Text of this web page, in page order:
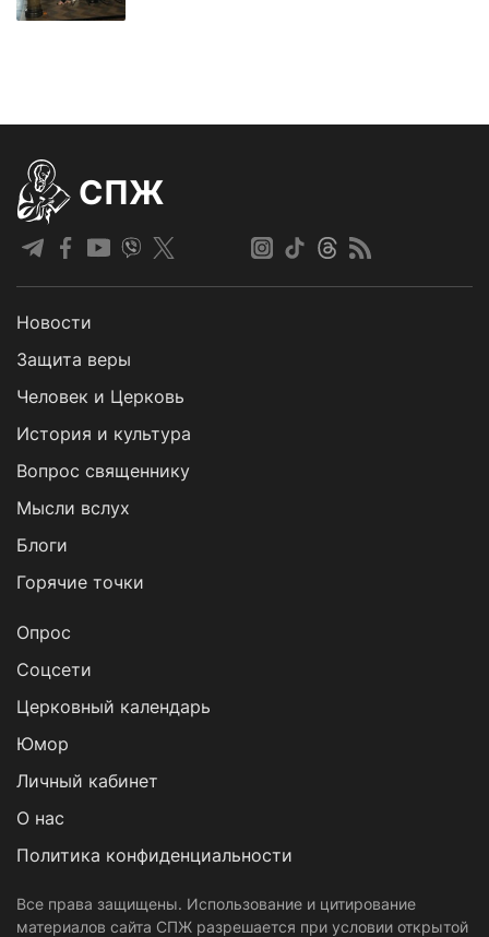
СПЖ
Новости
Защита веры
Человек и Церковь
История и культура
Вопрос священнику
Мысли вслух
Блоги
Горячие точки
Опрос
Cоцсети
Церковный календарь
Юмор
Личный кабинет
О нас
Политика конфиденциальности
Все права защищены. Использование и цитирование
материалов сайта СПЖ разрешается при условии открытой